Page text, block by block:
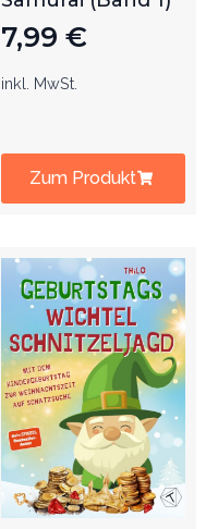
7,99 €
inkl. MwSt.
Zum Produkt